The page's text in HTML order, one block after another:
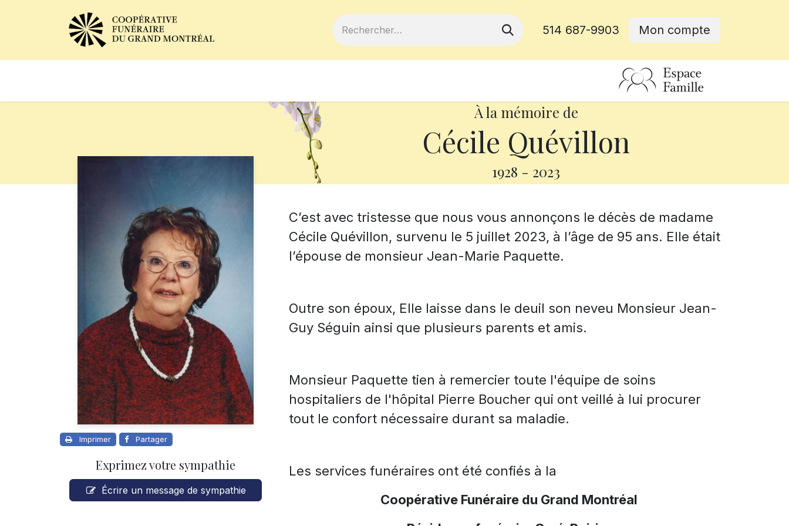
514 687-9903 Mon compte
À la mémoire de
Cécile Quévillon
1928 - 2023
Imprimer Partager
Exprimez votre sympathie
Écrire un message de sympathie
C’est avec tristesse que nous vous annonçons le décès de madame
Cécile Quévillon, survenu le 5 juillet 2023, à l’âge de 95 ans. Elle était
l’épouse de monsieur Jean-Marie Paquette.
Outre son époux, Elle laisse dans le deuil son neveu Monsieur Jean-
Guy Séguin ainsi que plusieurs parents et amis.
Monsieur Paquette tien à remercier toute l'équipe de soins
hospitaliers de l'hôpital Pierre Boucher qui ont veillé à lui procurer
tout le confort nécessaire durant sa maladie.
Les services funéraires ont été confiés à la
Coopérative Funéraire du Grand Montréal